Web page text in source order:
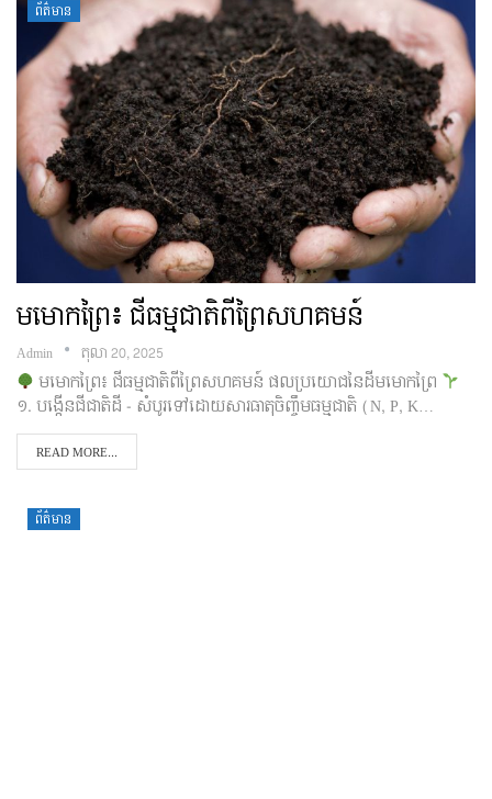
ព័ត៌មាន
មមោកព្រៃ៖ ជីធម្មជាតិពីព្រៃសហគមន៍
Admin តុលា 20, 2025
មមោកព្រៃ៖ ជីធម្មជាតិពីព្រៃសហគមន៍ ផលប្រយោជនៃដីមមោកព្រៃ
១. បង្កើនជីជាតិដី - សំបូរទៅដោយសារធាតុចិញ្ចឹមធម្មជាតិ (N, P, K…
READ MORE...
ព័ត៌មាន